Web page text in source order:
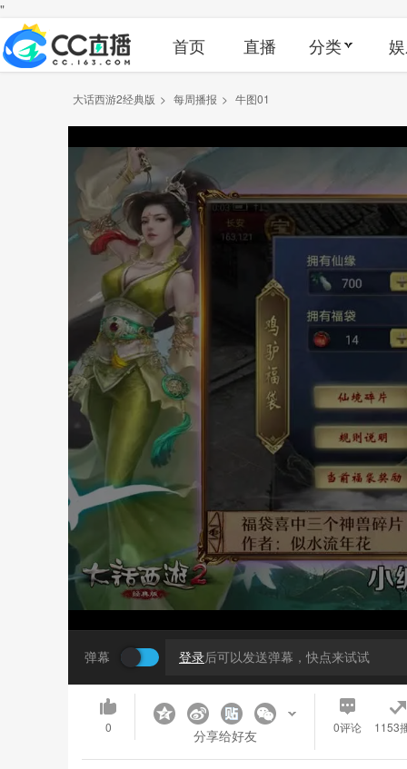
"
首页 直播 分类
大话西游2经典版 > 每周播报 > 牛图01
弹幕 登录后可以发送弹幕，快点来试试
0 分享给好友 0评论 1153